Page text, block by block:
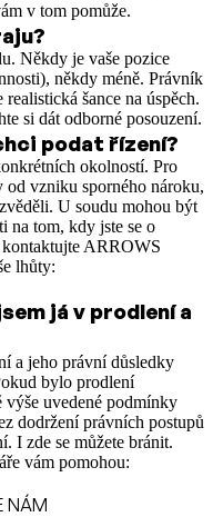
v tom pomůže.
Někdy je vaše pozice
někdy méně. Právník
šance na úspěch.
si dát odborné posouzení.
podat řízení?
okolností. Pro
vzniku sporného nároku,
U soudu mohou být
na tom, kdy jste se o
ARROWS
lhůty:
já v prodlení a
a jeho právní důsledky
bylo prodlení
výše uvedené podmínky
dodržení právních postupů
I zde se můžete bránit.
vám pomohou:
NÁM